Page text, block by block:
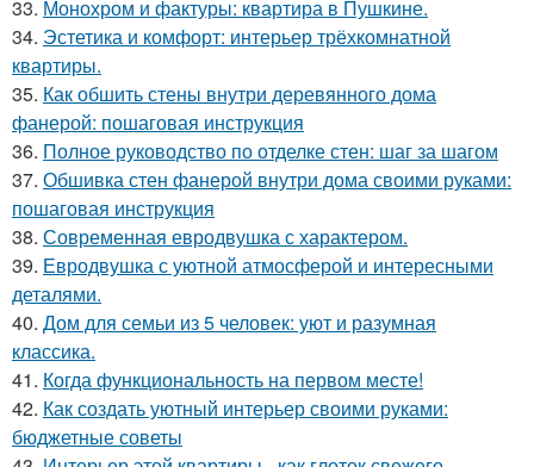
33. Монохром и фактуры: квартира в Пушкине.
34. Эстетика и комфорт: интерьер трёхкомнатной
квартиры.
35. Как обшить стены внутри деревянного дома
фанерой: пошаговая инструкция
36. Полное руководство по отделке стен: шаг за шагом
37. Обшивка стен фанерой внутри дома своими руками:
пошаговая инструкция
38. Современная евродвушка с характером.
39. Евродвушка с уютной атмосферой и интересными
деталями.
40. Дом для семьи из 5 человек: уют и разумная
классика.
41. Когда функциональность на первом месте!
42. Как создать уютный интерьер своими руками:
бюджетные советы